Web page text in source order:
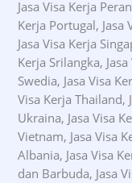
Jasa Visa Kerja
Kerja Portugal, Jasa
Jasa Visa Kerja
Kerja Srilangka,
Swedia, Jasa Visa
Visa Kerja Thailand,
Ukraina, Jasa Visa
Vietnam, Jasa Visa
Albania, Jasa Visa
dan Barbuda, Jasa